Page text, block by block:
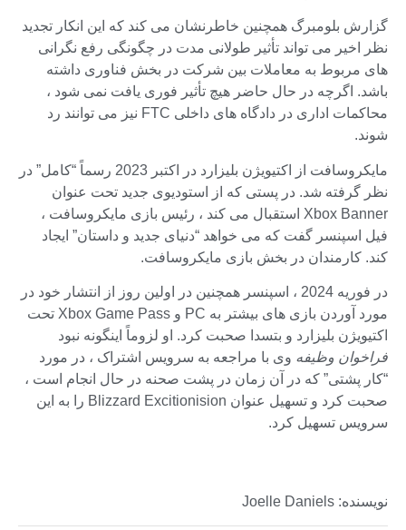
گزارش بلومبرگ همچنین خاطرنشان می کند که این انکار تجدید
نظر اخیر می تواند تأثیر طولانی مدت در چگونگی رفع نگرانی
های مربوط به معاملات بین شرکت در بخش فناوری داشته
باشد. اگرچه در حال حاضر هیچ تأثیر فوری یافت نمی شود ،
محاکمات اداری در دادگاه های داخلی FTC نیز می توانند رد
شوند.
مایکروسافت از اکتیویژن بلیزارد در اکتبر 2023 رسماً “کامل” در
نظر گرفته شد. در پستی که از استودیوی جدید تحت عنوان
Xbox Banner استقبال می کند ، رئیس بازی مایکروسافت ،
فیل اسپنسر گفت که می خواهد “دنیای جدید و داستان” ایجاد
کند. کارمندان در بخش بازی مایکروسافت.
در فوریه 2024 ، اسپنسر همچنین در اولین روز از انتشار خود در
مورد آوردن بازی های بیشتر به PC و Xbox Game Pass تحت
اکتیویژن بلیزارد و بتسدا صحبت کرد. او لزوماً اینگونه نبود
فراخوان وظیفه وی با مراجعه به سرویس اشتراک ، در مورد
“کار پشتی” که در آن زمان در پشت صحنه در حال انجام است ،
صحبت کرد و تسهیل عنوان Blizzard Excitionision را به این
سرویس تسهیل کرد.
نویسنده: Joelle Daniels